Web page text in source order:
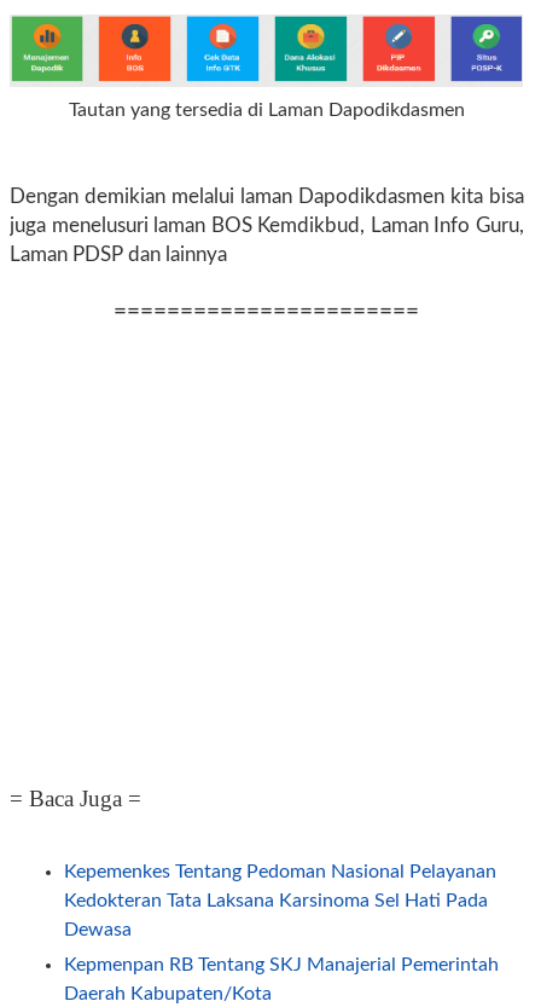
Tautan yang tersedia di Laman Dapodikdasmen
Dengan demikian melalui laman Dapodikdasmen kita bisa
juga menelusuri laman BOS Kemdikbud, Laman Info Guru,
Laman PDSP dan lainnya
=======================
= Baca Juga =
Kepemenkes Tentang Pedoman Nasional Pelayanan
Kedokteran Tata Laksana Karsinoma Sel Hati Pada
Dewasa
Kepmenpan RB Tentang SKJ Manajerial Pemerintah
Daerah Kabupaten/Kota